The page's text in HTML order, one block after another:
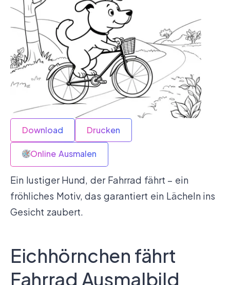
Download Drucken
Online Ausmalen
Ein lustiger Hund, der Fahrrad fährt – ein
fröhliches Motiv, das garantiert ein Lächeln ins
Gesicht zaubert.
Eichhörnchen fährt
Fahrrad Ausmalbild